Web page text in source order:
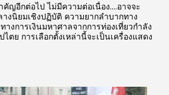
คัญอีกต่อไป ไม่มีความต่อเนื่อง....อาจจะ
งนิยมเชิงปฏิบัติ ความยากลำบากทาง
างการเงินมหาศาลจากการท่องเที่ยวกำลัง
ตย การเลือกตั้งเหล่านี้จะเป็นเครื่องแสดง